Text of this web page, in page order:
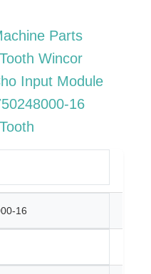
Parts
Wincor
Input Module
16
16